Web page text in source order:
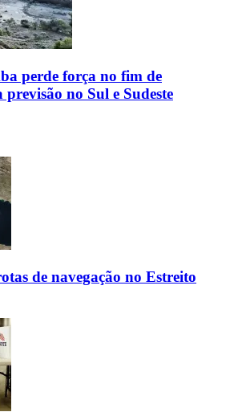
perde força no fim de
previsão no Sul e Sudeste
de navegação no Estreito